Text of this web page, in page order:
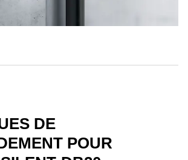
DE
POUR